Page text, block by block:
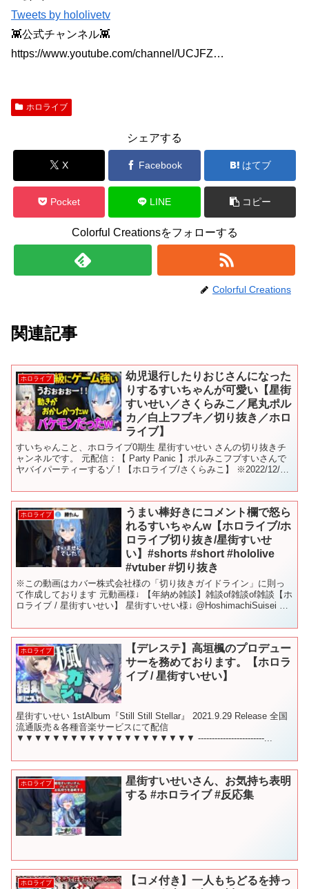
Tweets by hololivetv
👾公式チャンネル👾
https://www.youtube.com/channel/UCJFZ…
ホロライブ
シェアする
X Facebook はてブ
Pocket LINE コピー
Colorful Creationsをフォローする
Colorful Creations
関連記事
ホロライブ
幼児退行したりおじさんになった
りするすいちゃんが可愛い【星街
すいせい／さくらみこ／尾丸ポル
カ／白上フブキ／切り抜き／ホロ
ライブ】
すいちゃんこと、ホロライブ0期生 星街すいせい さんの切り抜きチ
ャンネルです。 元配信：【 Party Panic 】ポルみこフブすいさんで
ヤバイパーティーするゾ！【ホロライブ/さくらみこ】 ※2022/12/12
ホロライブ
うまい棒好きにコメント欄で怒ら
れるすいちゃんw【ホロライブ/ホ
ロライブ切り抜き/星街すいせ
い】#shorts #short #hololive
#vtuber #切り抜き
※この動画はカバー株式会社様の「切り抜きガイドライン」に則っ
て作成しております 元動画様↓ 【年納め雑談】雑談of雑談of雑談【ホ
ロライブ / 星街すいせい】 星街すいせい様↓ @HoshimachiSuisei #
ホロライブ
【デレステ】高垣楓のプロデュー
サーを務めております。【ホロラ
イブ / 星街すいせい】
星街すいせい 1stAlbum『Still Still Stellar』 2021.9.29 Release 全国
流通販売＆各種音楽サービスにて配信
▼▼▼▼▼▼▼▼▼▼▼▼▼▼▼▼▼▼▼▼ ------------------------...
ホロライブ
星街すいせいさん、お気持ち表明
する #ホロライブ #反応集
ホロライブ
【コメ付き】一人もちどるを持っ